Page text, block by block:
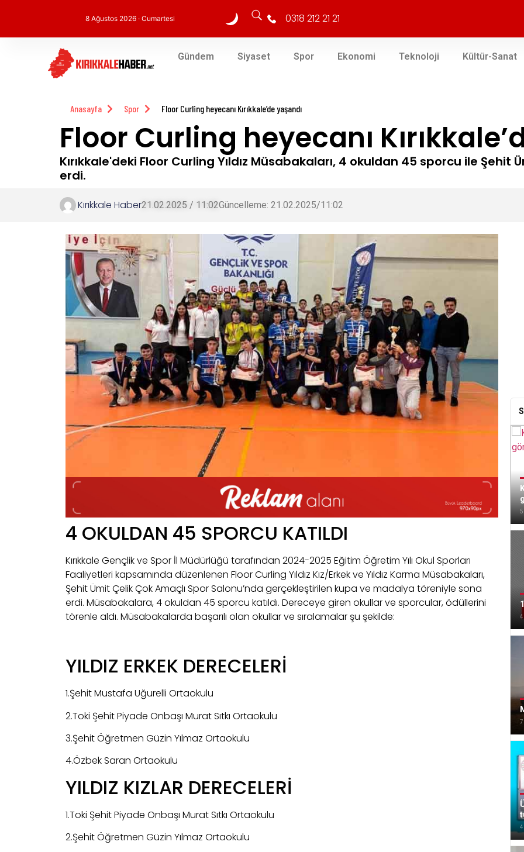
8 Ağustos 2026 · Cumartesi 0318 212 21 21
Gündem Siyaset Spor Ekonomi Teknoloji Kültür-Sanat
Anasayfa Spor Floor Curling heyecanı Kırıkkale’de yaşandı
Floor Curling heyecanı
Kırıkkale'deki Floor Curling Yıldız Müsabakaları, 4 okuldan 45 sporcu ile Şehit
erdi.
Kırıkkale Haber21.02.2025 / 11:02Güncelleme: 21.02.2025/11:02
4 OKULDAN 45 SPORCU KATILDI
Kırıkkale Gençlik ve Spor İl Müdürlüğü tarafından 2024-2025 Eğitim Öğretim Yılı Okul Sporları
Faaliyetleri kapsamında düzenlenen Floor Curling Yıldız Kız/Erkek ve Yıldız Karma Müsabakaları,
Şehit Ümit Çelik Çok Amaçlı Spor Salonu’nda gerçekleştirilen kupa ve madalya töreniyle sona
erdi. Müsabakalara, 4 okuldan 45 sporcu katıldı. Dereceye giren okullar ve sporcular, ödüllerini
törenle aldı. Müsabakalarda başarılı olan okullar ve sıralamalar şu şekilde:
YILDIZ ERKEK DERECELERİ
1.Şehit Mustafa Uğurelli Ortaokulu
2.Toki Şehit Piyade Onbaşı Murat Sıtkı Ortaokulu
3.Şehit Öğretmen Güzin Yılmaz Ortaokulu
4.Özbek Saran Ortaokulu
YILDIZ KIZLAR DERECELERİ
1.Toki Şehit Piyade Onbaşı Murat Sıtkı Ortaokulu
2.Şehit Öğretmen Güzin Yılmaz Ortaokulu
5
4
7
4